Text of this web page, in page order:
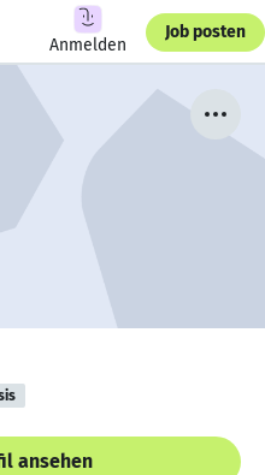
Anmelden
Job posten
ansehen